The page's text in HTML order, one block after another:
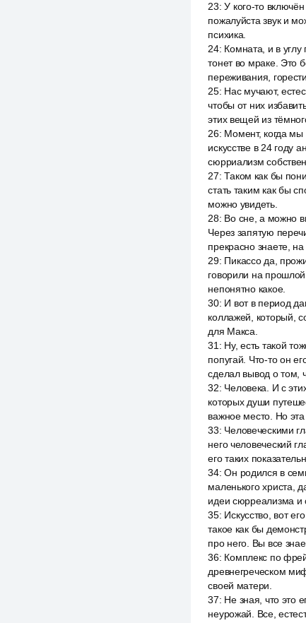
23:У кого-то
пожалуйста звук и
психика.
24: Комната, и в
тонет во мраке. Это
переживания,
25: Нас мучают,
чтобы от них
этих вещей из
26: Момент, когда мы
искусстве в 24 году
сюрриализм
27:Таком как бы
стать таким как бы
можно увидеть.
28: Во сне, а можно
Через запятую
прекрасно знаете,
29: Пикассо да,
говорили на
непонятно какое.
30: И вот в период
коллажей, который,
для Макса.
31 : Ну, есть такой
попугай. Что-то он
сделал вывод о том,
32: Человека. И с
которых души
важное место. Но эта
33: Человеческими
него человеческий
его таких
34:Он родился в
маленького христа,
идеи сюрреализма и
35: Искусство, вот
такое как бы
про него. Вы все
36: Комплекс по
древнегреческом
своей матери.
37: Не зная, что это
неурожай. Все,